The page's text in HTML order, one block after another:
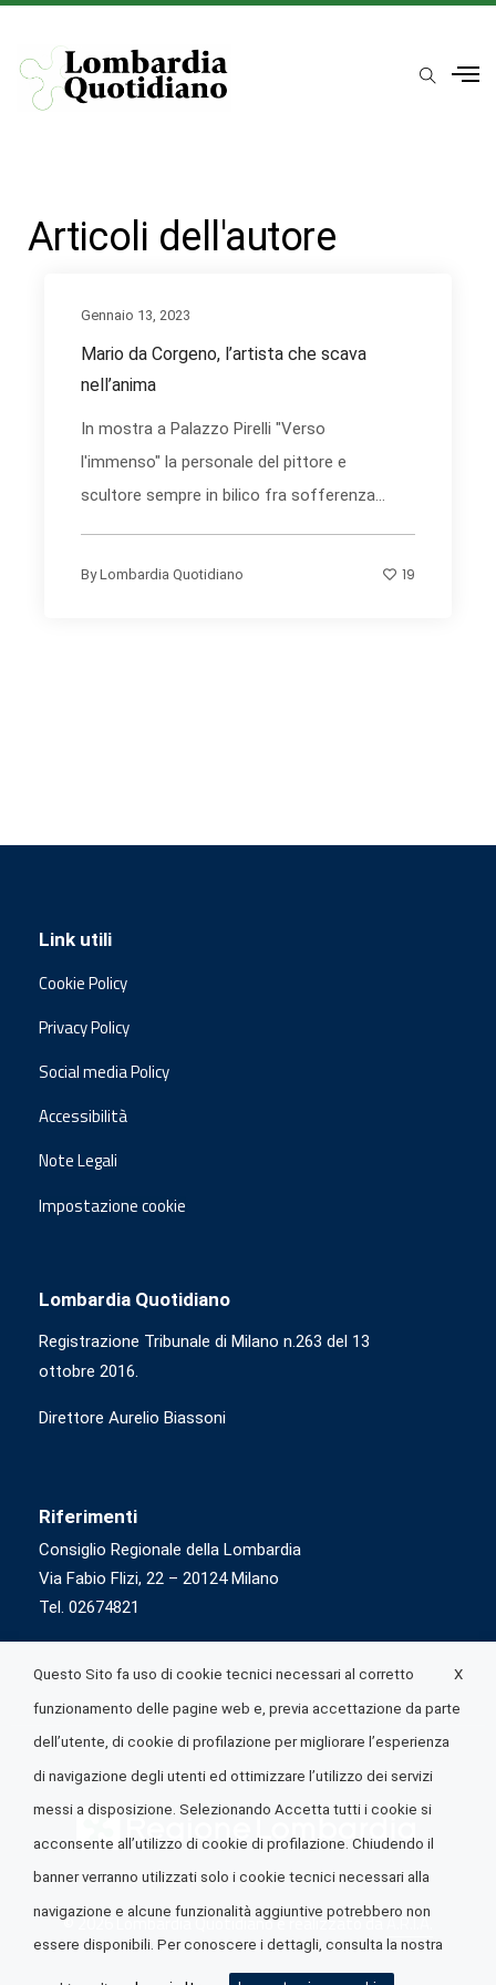
Articoli dell'autore
Gennaio 13, 2023
Mario da Corgeno, l’artista che scava
nell’anima
In mostra a Palazzo Pirelli "Verso
l'immenso" la personale del pittore e
scultore sempre in bilico fra sofferenza...
ByLombardia Quotidiano 19
Link utili
Cookie Policy
Privacy Policy
Social media Policy
Accessibilità
Note Legali
Impostazione cookie
Lombardia Quotidiano
Registrazione Tribunale di Milano n.263 del 13
ottobre 2016.
Direttore Aurelio Biassoni
Riferimenti
Consiglio Regionale della Lombardia
Via Fabio Flizi, 22 – 20124 Milano
Tel. 02674821
© 2026 Lombardia Quotidiano è realizzato daA.R.I.A.
X
Questo Sito fa uso di cookie tecnici necessari al corretto
funzionamento delle pagine web e, previa accettazione da parte
dell’utente, di cookie di profilazione per migliorare l’esperienza
di navigazione degli utenti ed ottimizzare l’utilizzo dei servizi
messi a disposizione. Selezionando Accetta tutti i cookie si
acconsente all’utilizzo di cookie di profilazione. Chiudendo il
banner verranno utilizzati solo i cookie tecnici necessari alla
navigazione e alcune funzionalità aggiuntive potrebbero non
essere disponibili. Per conoscere i dettagli, consulta la nostra